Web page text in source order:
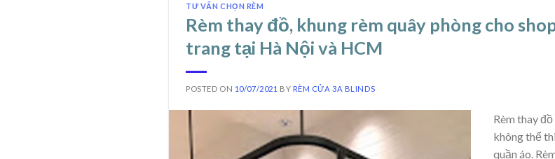
TƯ VẤN CHỌN RÈM
Rèm thay đồ, khung rèm quây phòng cho
trang tại Hà Nội và HCM
POSTED ON 10/07/2021 BY RÈM CỬA 3A BLINDS
Rèm thay
không thể
quần áo.